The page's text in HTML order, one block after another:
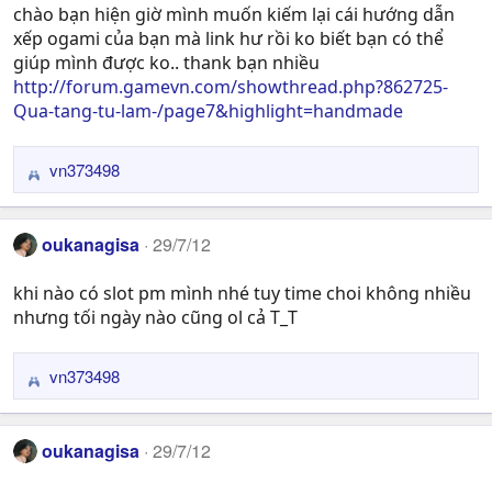
i
o
n
s
:
chào bạn hiện giờ mình muốn kiếm lại cái hướng dẫn
xếp ogami của bạn mà link hư rồi ko biết bạn có thể
giúp mình được ko.. thank bạn nhiều
http://forum.gamevn.com/showthread.php?862725-
Qua-tang-tu-lam-/page7&highlight=handmade
R
e
a
c
i
o
vn373498
oukanagisa 29/7/12
khi nào có slot pm mình nhé tuy time choi không nhiều
nhưng tối ngày nào cũng ol cả T_T
R
e
a
c
vn373498
oukanagisa 29/7/12